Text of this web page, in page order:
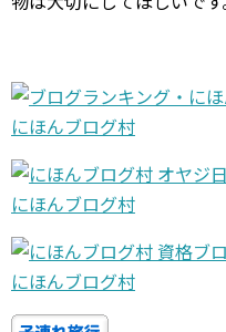
にほんブログ村
にほんブログ村
にほんブログ村